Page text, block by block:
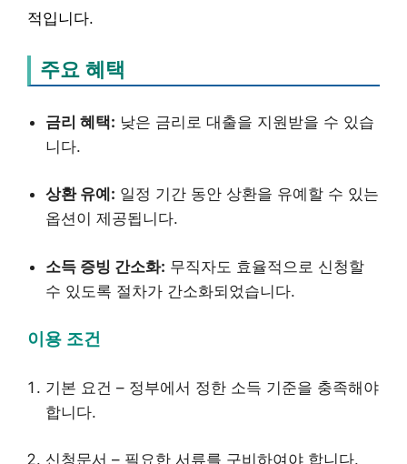
적입니다.
주요 혜택
금리 혜택: 낮은 금리로 대출을 지원받을 수 있습
니다.
상환 유예: 일정 기간 동안 상환을 유예할 수 있는
옵션이 제공됩니다.
소득 증빙 간소화: 무직자도 효율적으로 신청할
수 있도록 절차가 간소화되었습니다.
이용 조건
기본 요건 – 정부에서 정한 소득 기준을 충족해야
합니다.
신청문서 – 필요한 서류를 구비하여야 합니다.